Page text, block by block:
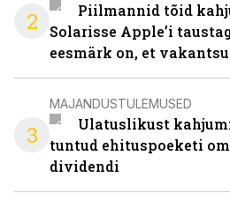
2
Piilmannid tõid
Solarisse Apple’i
eesmärk on, et
3
MAJANDUSTULEMUSED
Ulatuslikust
tuntud ehituspoeketi
dividendi